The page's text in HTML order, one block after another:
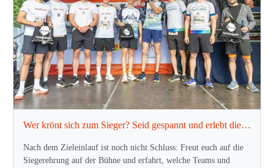
Wer krönt sich zum Sieger? Seid gespannt und erlebt die Ehrungen nach dem Lauf!
Nach dem Zieleinlauf ist noch nicht Schluss: Freut euch auf die
Siegerehrung auf der Bühne und erfahrt, welche Teams und